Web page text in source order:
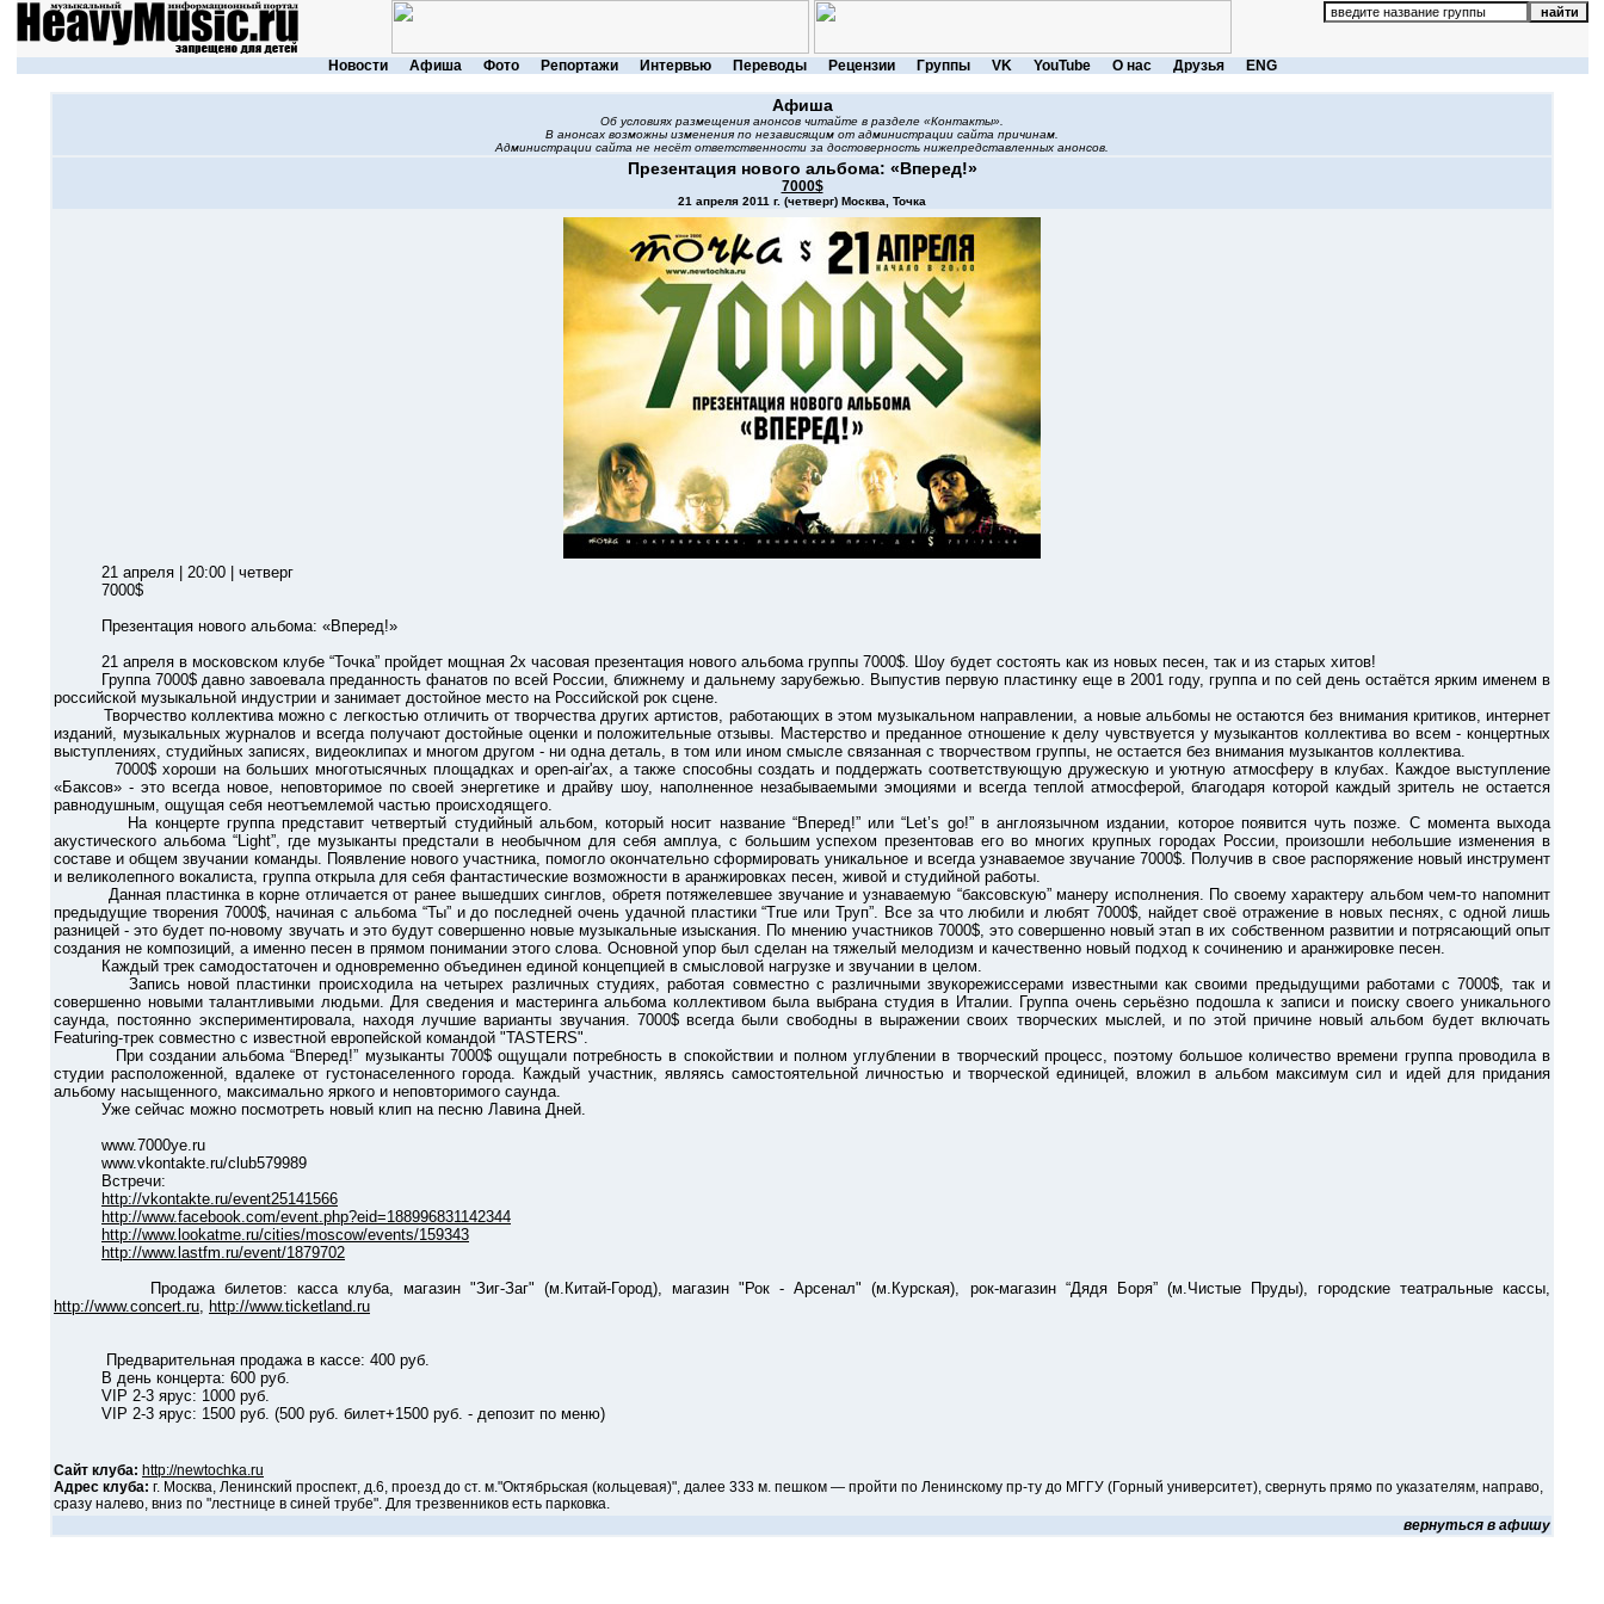
Новости Афиша Фото Репортажи Интервью Переводы Рецензии Группы VK YouTube О нас Друзья ENG
Афиша
Об условиях размещения анонсов читайте в разделе «Контакты».
В анонсах возможны изменения по независящим от администрации сайта причинам.
Администрации сайта не несёт ответственности за достоверность нижепредставленных анонсов.
Презентация нового альбома: «Вперед!»
7000$
21 апреля 2011 г. (четверг) Москва, Точка
21 апреля | 20:00 | четверг
7000$
Презентация нового альбома: «Вперед!»
21 апреля в московском клубе “Точка” пройдет мощная 2х часовая презентация нового альбома группы 7000$. Шоу будет состоять как из новых песен, так и из старых хитов!
Группа 7000$ давно завоевала преданность фанатов по всей России, ближнему и дальнему зарубежью. Выпустив первую пластинку еще в 2001 году, группа и по сей день остаётся ярким именем в
российской музыкальной индустрии и занимает достойное место на Российской рок сцене.
Творчество коллектива можно с легкостью отличить от творчества других артистов, работающих в этом музыкальном направлении, а новые альбомы не остаются без внимания критиков, интернет
изданий, музыкальных журналов и всегда получают достойные оценки и положительные отзывы. Мастерство и преданное отношение к делу чувствуется у музыкантов коллектива во всем - концертных
выступлениях, студийных записях, видеоклипах и многом другом - ни одна деталь, в том или ином смысле связанная с творчеством группы, не остается без внимания музыкантов коллектива.
7000$ хороши на больших многотысячных площадках и open-air'ах, а также способны создать и поддержать соответствующую дружескую и уютную атмосферу в клубах. Каждое выступление
«Баксов» - это всегда новое, неповторимое по своей энергетике и драйву шоу, наполненное незабываемыми эмоциями и всегда теплой атмосферой, благодаря которой каждый зритель не остается
равнодушным, ощущая себя неотъемлемой частью происходящего.
На концерте группа представит четвертый студийный альбом, который носит название “Вперед!” или “Let’s go!” в англоязычном издании, которое появится чуть позже. С момента выхода
акустического альбома “Light”, где музыканты предстали в необычном для себя амплуа, с большим успехом презентовав его во многих крупных городах России, произошли небольшие изменения в
составе и общем звучании команды. Появление нового участника, помогло окончательно сформировать уникальное и всегда узнаваемое звучание 7000$. Получив в свое распоряжение новый инструмент
и великолепного вокалиста, группа открыла для себя фантастические возможности в аранжировках песен, живой и студийной работы.
Данная пластинка в корне отличается от ранее вышедших синглов, обретя потяжелевшее звучание и узнаваемую “баксовскую” манеру исполнения. По своему характеру альбом чем-то напомнит
предыдущие творения 7000$, начиная с альбома “Ты” и до последней очень удачной пластики “True или Труп”. Все за что любили и любят 7000$, найдет своё отражение в новых песнях, с одной лишь
разницей - это будет по-новому звучать и это будут совершенно новые музыкальные изыскания. По мнению участников 7000$, это совершенно новый этап в их собственном развитии и потрясающий опыт
создания не композиций, а именно песен в прямом понимании этого слова. Основной упор был сделан на тяжелый мелодизм и качественно новый подход к сочинению и аранжировке песен.
Каждый трек самодостаточен и одновременно объединен единой концепцией в смысловой нагрузке и звучании в целом.
Запись новой пластинки происходила на четырех различных студиях, работая совместно с различными звукорежиссерами известными как своими предыдущими работами с 7000$, так и
совершенно новыми талантливыми людьми. Для сведения и мастеринга альбома коллективом была выбрана студия в Италии. Группа очень серьёзно подошла к записи и поиску своего уникального
саунда, постоянно экспериментировала, находя лучшие варианты звучания. 7000$ всегда были свободны в выражении своих творческих мыслей, и по этой причине новый альбом будет включать
Featuring-трек совместно с известной европейской командой "TASTERS".
При создании альбома “Вперед!” музыканты 7000$ ощущали потребность в спокойствии и полном углублении в творческий процесс, поэтому большое количество времени группа проводила в
студии расположенной, вдалеке от густонаселенного города. Каждый участник, являясь самостоятельной личностью и творческой единицей, вложил в альбом максимум сил и идей для придания
альбому насыщенного, максимально яркого и неповторимого саунда.
Уже сейчас можно посмотреть новый клип на песню Лавина Дней.
www.7000ye.ru
www.vkontakte.ru/club579989
Встречи:
http://vkontakte.ru/event25141566
http://www.facebook.com/event.php?eid=188996831142344
http://www.lookatme.ru/cities/moscow/events/159343
http://www.lastfm.ru/event/1879702
Продажа билетов: касса клуба, магазин "Зиг-Заг" (м.Китай-Город), магазин "Рок - Арсенал" (м.Курская), рок-магазин “Дядя Боря” (м.Чистые Пруды), городские театральные кассы,
http://www.concert.ru, http://www.ticketland.ru
Предварительная продажа в кассе: 400 руб.
В день концерта: 600 руб.
VIP 2-3 ярус: 1000 руб.
VIP 2-3 ярус: 1500 руб. (500 руб. билет+1500 руб. - депозит по меню)
Сайт клуба: http://newtochka.ru
Адрес клуба: г. Москва, Ленинский проспект, д.6, проезд до ст. м."Октябрьская (кольцевая)", далее 333 м. пешком — пройти по Ленинскому пр-ту до МГГУ (Горный университет), свернуть прямо по указателям, направо,
сразу налево, вниз по "лестнице в синей трубе". Для трезвенников есть парковка.
вернуться в афишу